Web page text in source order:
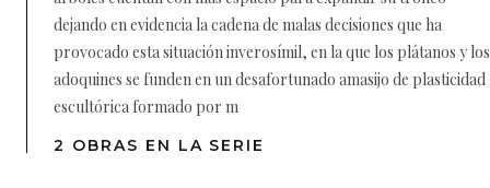
dejando en evidencia la cadena de malas decisiones que ha
provocado esta situación inverosímil, en la que los plátanos y los
adoquines se funden en un desafortunado amasijo de plasticidad
escultórica formado por m
2 OBRAS EN LA SERIE